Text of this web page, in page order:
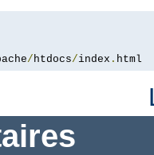
/ htdocs/index . html